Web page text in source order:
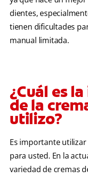
dientes,
tienen dificultades
manual limitada.
¿Cuál es
de la
utilizo?
Es importante
para usted. En la
variedad de cremas